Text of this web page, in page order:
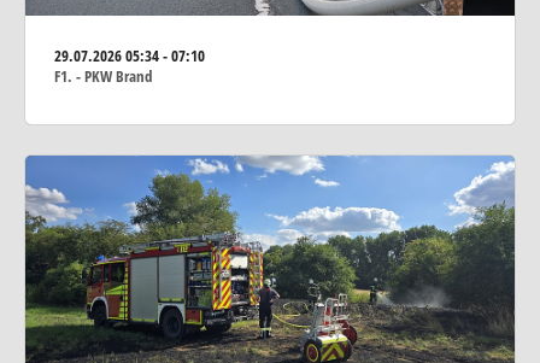
29.07.202605:34 - 07:10
F1. - PKW Brand